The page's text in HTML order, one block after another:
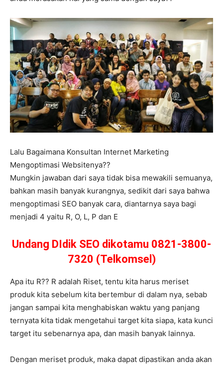
Lalu Bagaimana Konsultan Internet Marketing
Mengoptimasi Websitenya??
Mungkin jawaban dari saya tidak bisa mewakili semuanya,
bahkan masih banyak kurangnya, sedikit dari saya bahwa
mengoptimasi SEO banyak cara, diantarnya saya bagi
menjadi 4 yaitu R, O, L, P dan E
Undang DIdik SEO dikotamu 0821-3800-
7320 (Telkomsel)
Apa itu R?? R adalah Riset, tentu kita harus meriset
produk kita sebelum kita bertembur di dalam nya, sebab
jangan sampai kita menghabiskan waktu yang panjang
ternyata kita tidak mengetahui target kita siapa, kata kunci
target itu sebenarnya apa, dan masih banyak lainnya.
Dengan meriset produk, maka dapat dipastikan anda akan